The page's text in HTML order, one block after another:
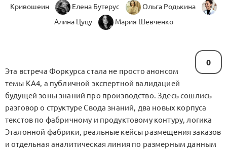
Кривошеин
Елена Бутерус
Ольга Родькина
Алина Цуцу
Мария Шевченко
0
Эта встреча Форкурса стала не просто анонсом
темы KA4, а публичной экспертной валидацией
будущей зоны знаний про производство. Здесь сошлись
разговор о структуре Свода знаний, два новых корпуса
текстов по фабричному и продуктовому контуру, логика
Эталонной фабрики, реальные кейсы размещения заказов
и отдельная аналитическая линия по размерным данным